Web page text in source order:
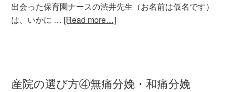
出会った保育園ナースの渋井先生（お名前は仮名です）
は、いかに … [Read more…]
産院の選び方④無痛分娩・和痛分娩